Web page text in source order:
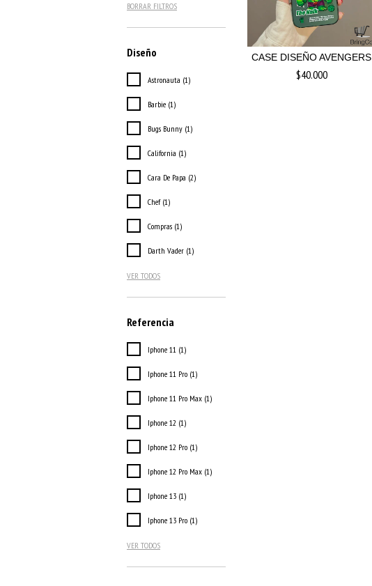
BORRAR FILTROS
Diseño
Astronauta (1)
Barbie (1)
Bugs Bunny (1)
California (1)
Cara De Papa (2)
Chef (1)
Compras (1)
Darth Vader (1)
VER TODOS
Referencia
Iphone 11 (1)
Iphone 11 Pro (1)
Iphone 11 Pro Max (1)
Iphone 12 (1)
Iphone 12 Pro (1)
Iphone 12 Pro Max (1)
Iphone 13 (1)
Iphone 13 Pro (1)
VER TODOS
CASE DISEÑO AVENGERS
$40.000